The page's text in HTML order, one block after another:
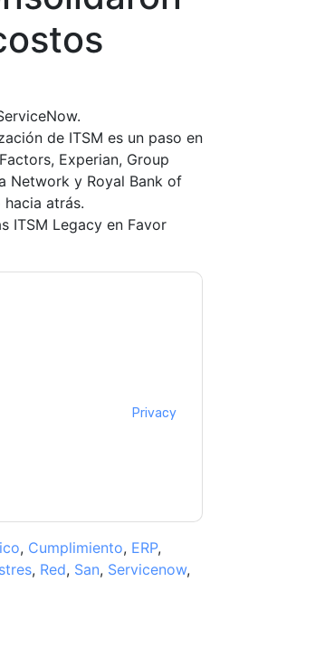
de ITSM es un paso en
Experian, Group
Network y Royal Bank of
atrás.
ITSM Legacy en Favor
Privacy
, Cumplimiento, ERP,
, Red, San, Servicenow,